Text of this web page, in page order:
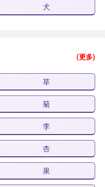
犬
(更多)
草
菊
李
杏
果